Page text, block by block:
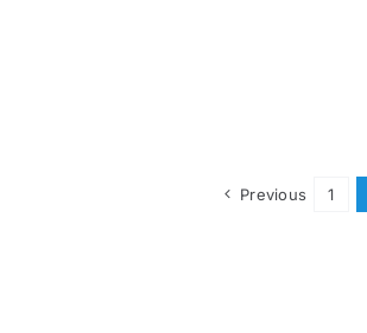
Previous 1